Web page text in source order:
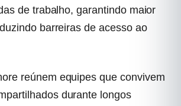
de trabalho, garantindo maior
barreiras de acesso ao
reúnem equipes que convivem
durante longos